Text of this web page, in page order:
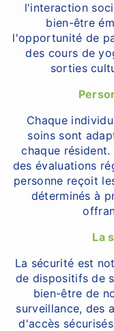
l'interaction
bien-être
l'opportunité de
des cours de
sorties
Chaque
soins sont
chaque
des évaluations
personne reçoit
déterminés à
La
La sécurité est
de dispositifs de
bien-être de
surveillance, des
d'accès